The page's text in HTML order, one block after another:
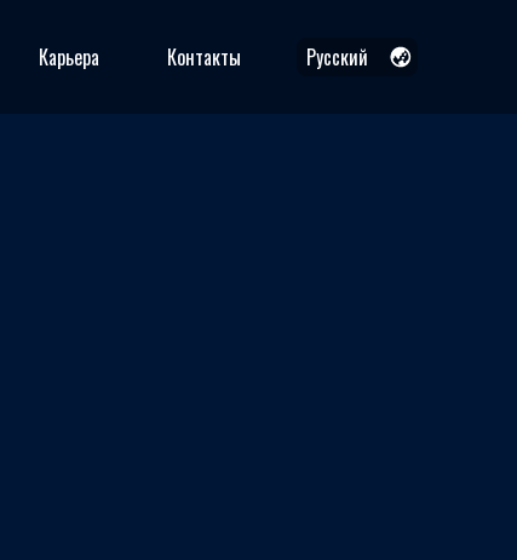
Карьера Контакты
Русский